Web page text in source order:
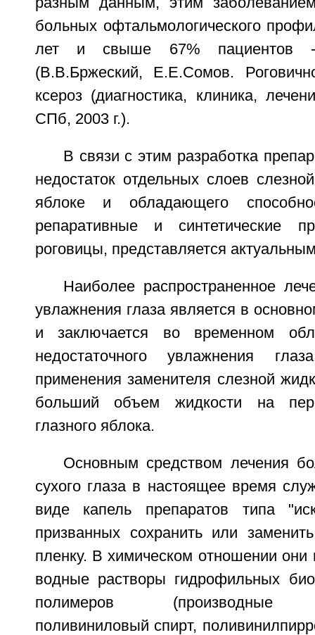
больных офтальмологического
лет и свыше 67% пациентов
(В.В.Бржеский, Е.Е.Сомов.
ксероз (диагностика, клиника,
СПб, 2003 г.).
В связи с этим разработка
недостаток отдельных слоев
яблоке и обладающего
репаративные и синтетические
роговицы, представляется
Наиболее распространенное
увлажнения глаза является в
и заключается во временном
недостаточного увлажнения
применения заменителя слезной
больший объем жидкости на
глазного яблока.
Основным средством лечения
сухого глаза в настоящее время
виде капель препаратов типа
призванных сохранить или
пленку. В химическом отношении они
водные растворы гидрофильных
полимеров (производные
поливиниловый спирт,